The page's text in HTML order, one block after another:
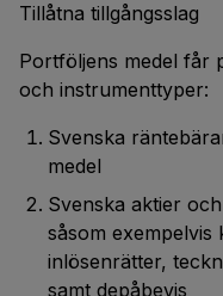
Tillåtna tillgångsslag
Portföljens medel får
och instrumenttyper:
Svenska
medel
Svenska aktier
såsom exempelvis
inlösenrätter,
samt depåbevis